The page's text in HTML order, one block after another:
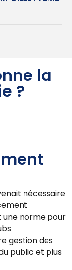
la
?
nécessaire
norme pour
gestion des
public et plus